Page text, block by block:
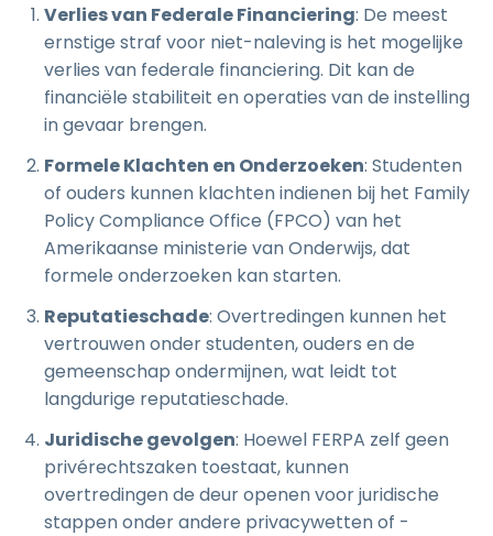
Verlies van Federale Financiering: De meest
ernstige straf voor niet-naleving is het mogelijke
verlies van federale financiering. Dit kan de
financiële stabiliteit en operaties van de instelling
in gevaar brengen.
Formele Klachten en Onderzoeken: Studenten
of ouders kunnen klachten indienen bij het Family
Policy Compliance Office (FPCO) van het
Amerikaanse ministerie van Onderwijs, dat
formele onderzoeken kan starten.
Reputatieschade: Overtredingen kunnen het
vertrouwen onder studenten, ouders en de
gemeenschap ondermijnen, wat leidt tot
langdurige reputatieschade.
Juridische gevolgen: Hoewel FERPA zelf geen
privérechtszaken toestaat, kunnen
overtredingen de deur openen voor juridische
stappen onder andere privacywetten of -